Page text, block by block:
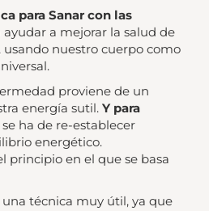
para Sanar con las
ayudar a mejorar la salud de
usando nuestro cuerpo como
proviene de un
energía sutil. Y para
ha de re-establecer
energético.
principio en el que se basa
una técnica muy útil, ya que